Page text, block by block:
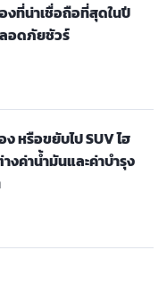
งที่น่าเชื่อถือที่สุดในปี
อดภัยชัวร์
หรือขยับไป SUV ไฮ
ค่าน้ำมันและค่าบำรุง